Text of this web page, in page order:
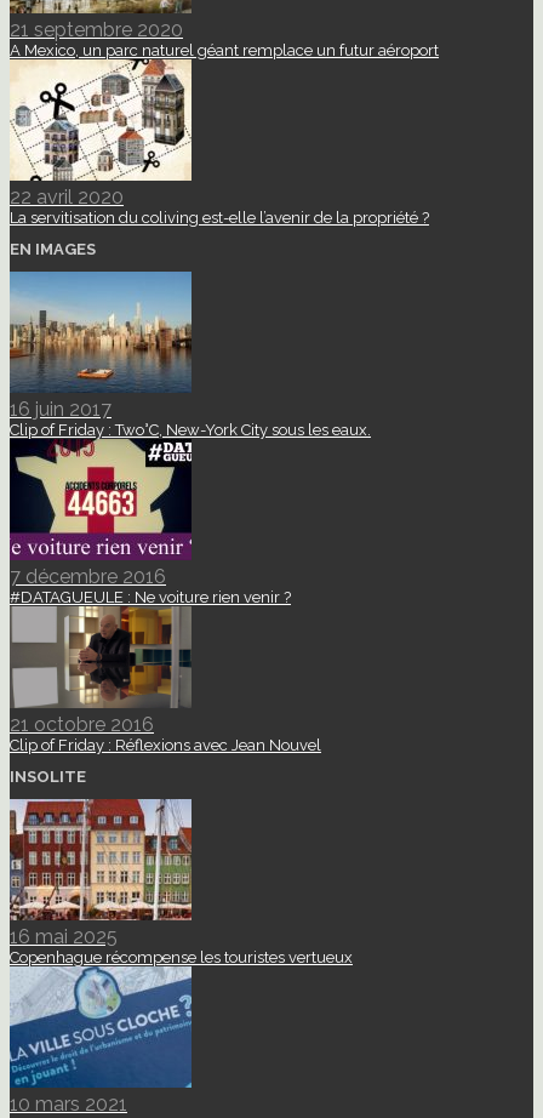
21 septembre 2020
A Mexico, un parc naturel géant remplace un futur aéroport
22 avril 2020
La servitisation du coliving est-elle l’avenir de la propriété ?
EN IMAGES
16 juin 2017
Clip of Friday : Two°C, New-York City sous les eaux.
7 décembre 2016
#DATAGUEULE : Ne voiture rien venir ?
21 octobre 2016
Clip of Friday : Réflexions avec Jean Nouvel
INSOLITE
16 mai 2025
Copenhague récompense les touristes vertueux
10 mars 2021